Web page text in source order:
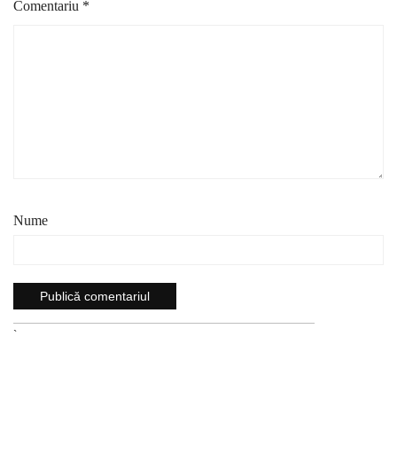
Comentariu *
Nume
`